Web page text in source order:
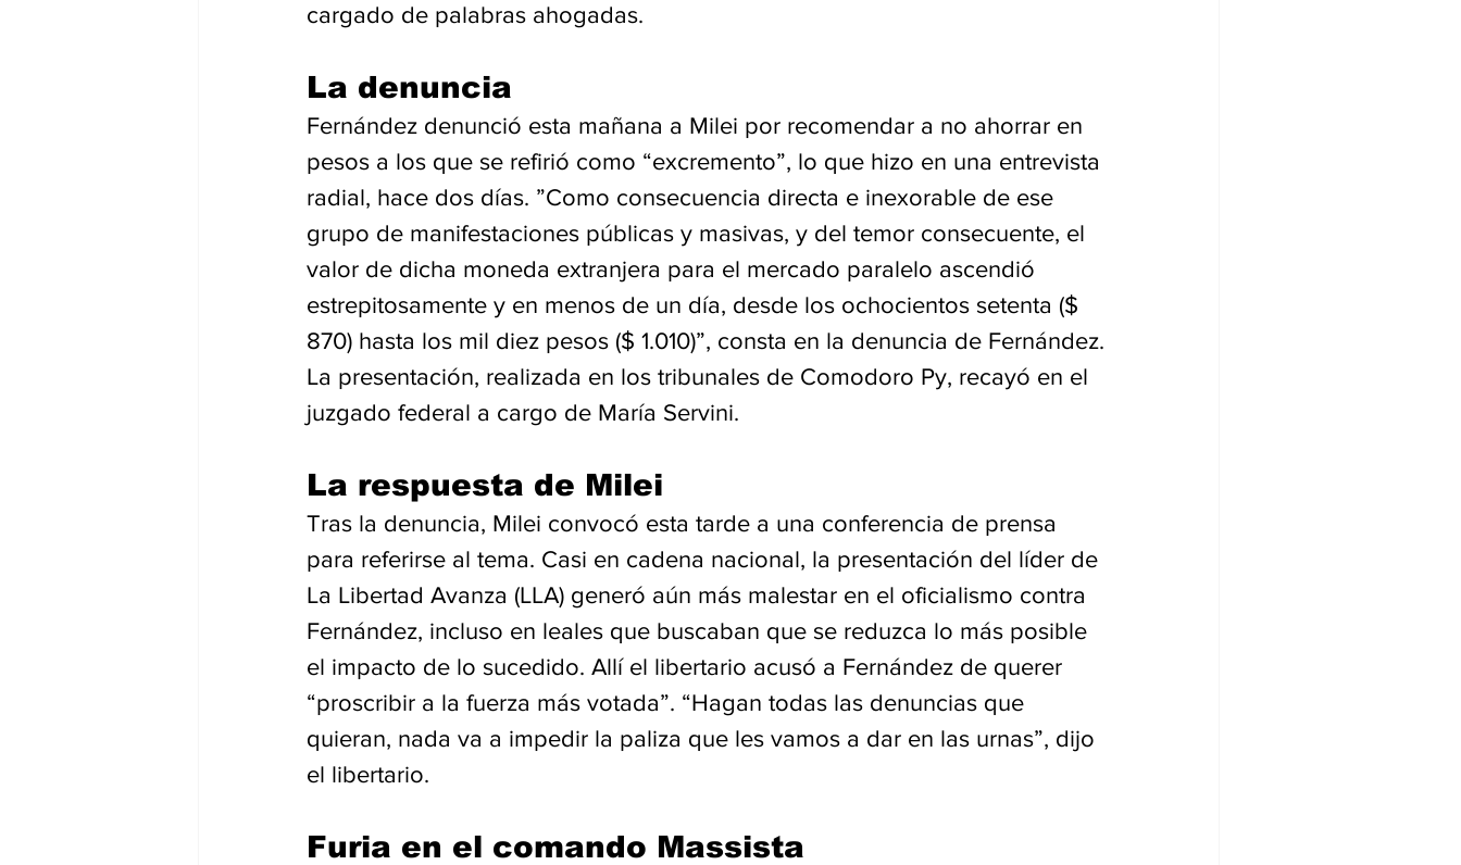
cargado de palabras ahogadas.
La denuncia
Fernández denunció esta mañana a Milei por recomendar a no ahorrar en
pesos a los que se refirió como “excremento”, lo que hizo en una entrevista
radial, hace dos días. ”Como consecuencia directa e inexorable de ese
grupo de manifestaciones públicas y masivas, y del temor consecuente, el
valor de dicha moneda extranjera para el mercado paralelo ascendió
estrepitosamente y en menos de un día, desde los ochocientos setenta ($
870) hasta los mil diez pesos ($ 1.010)”, consta en la denuncia de Fernández.
La presentación, realizada en los tribunales de Comodoro Py, recayó en el
juzgado federal a cargo de María Servini.
La respuesta de Milei
Tras la denuncia, Milei convocó esta tarde a una conferencia de prensa
para referirse al tema. Casi en cadena nacional, la presentación del líder de
La Libertad Avanza (LLA) generó aún más malestar en el oficialismo contra
Fernández, incluso en leales que buscaban que se reduzca lo más posible
el impacto de lo sucedido. Allí el libertario acusó a Fernández de querer
“proscribir a la fuerza más votada”. “Hagan todas las denuncias que
quieran, nada va a impedir la paliza que les vamos a dar en las urnas”, dijo
el libertario.
Furia en el comando Massista